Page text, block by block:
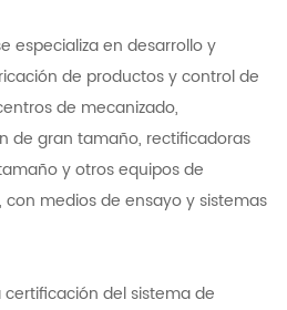
especializa en desarrollo y
de productos y control de
de mecanizado,
de gran tamaño, rectificadoras
y otros equipos de
medios de ensayo y sistemas
del sistema de